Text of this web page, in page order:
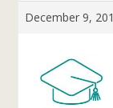
December 9,